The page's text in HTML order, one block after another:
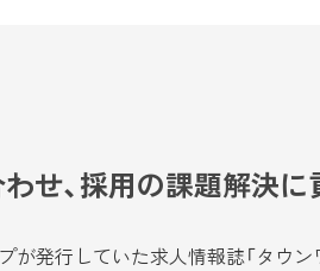
せ、採用の課題解決に
発行していた求人情報誌「タウン